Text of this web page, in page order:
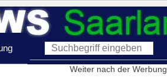
Weiter nach der Werbung